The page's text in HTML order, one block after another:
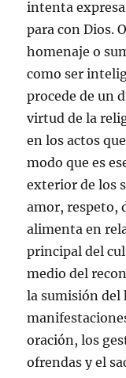
intenta
para con Dios.
homenaje o
como ser
procede de un
virtud de la
en los actos
modo que es
exterior de los
amor, respeto,
alimenta en
principal del
medio del
la sumisión del
oración, los
ofrendas y el